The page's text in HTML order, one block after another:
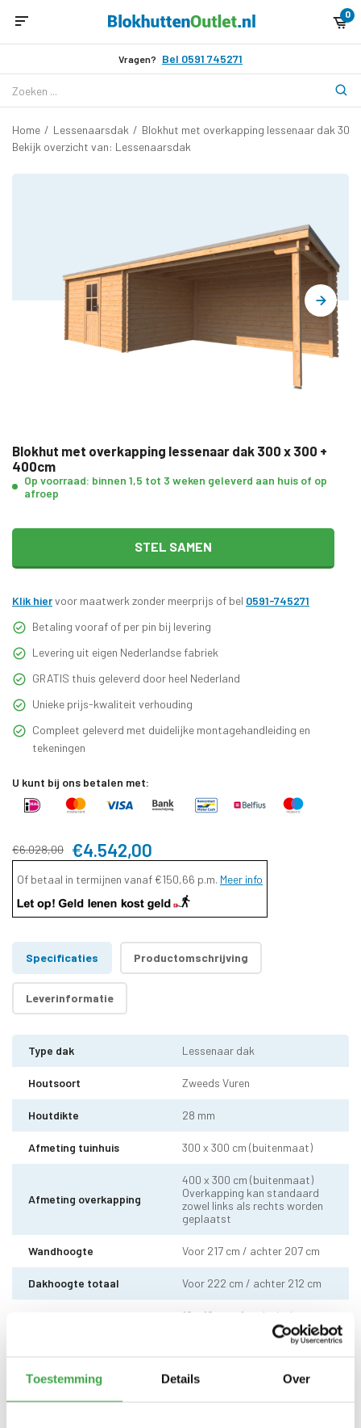
Toestemming Details Over
0
Vragen? Bel 0591 745271
Home / Lessenaarsdak / Blokhut met overkapping lessenaar dak 300
Bekijk overzicht van: Lessenaarsdak
Blokhut met overkapping lessenaar dak 300 x 300 +
400cm
Op voorraad: binnen 1,5 tot 3 weken geleverd aan huis of op
afroep
STEL SAMEN
Klik hiervoor maatwerk zonder meerprijs of bel 0591-745271
Betaling vooraf of per pin bij levering
Levering uit eigen Nederlandse fabriek
GRATIS thuis geleverd door heel Nederland
Unieke prijs-kwaliteit verhouding
Compleet geleverd met duidelijke montagehandleiding en
tekeningen
U kunt bij ons betalen met:
€6.028,00 €4.542,00
Of betaal in termijnen vanaf €150,66 p.m. Meer info
Specificaties Productomschrijving
Leverinformatie
Type dak Lessenaar dak
Houtsoort Zweeds Vuren
Houtdikte 28 mm
Afmeting tuinhuis 300 x 300 cm (buitenmaat)
Afmeting overkapping
400 x 300 cm (buitenmaat)
Overkapping kan standaard
zowel links als rechts worden
geplaatst
Wandhoogte Voor 217 cm / achter 207 cm
Dakhoogte totaal Voor 222 cm / achter 212 cm
10 x 10 cm - 1 stuks incl.
Dakbedekking